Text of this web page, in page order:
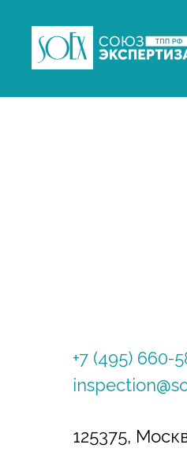
+7 (495) 660-
125375,